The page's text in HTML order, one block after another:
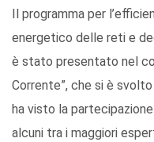
Il programma per
energetico delle reti e
è stato presentato nel
Corrente”, che si è
ha visto la
alcuni tra i maggiori